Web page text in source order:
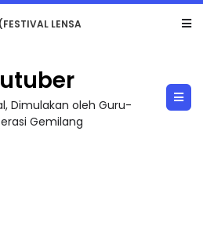
CIKGU ANITA #ALLINONE #141 #...
Dimulakan oleh Guru-
Gemilang